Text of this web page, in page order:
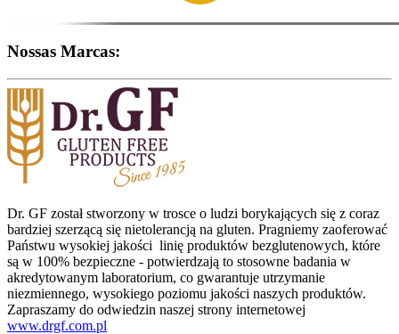
Nossas Marcas:
Dr. GF został stworzony w trosce o ludzi borykających się z coraz
bardziej szerzącą się nietolerancją na gluten. Pragniemy zaoferować
Państwu wysokiej jakości linię produktów bezglutenowych, które
są w 100% bezpieczne - potwierdzają to stosowne badania w
akredytowanym laboratorium, co gwarantuje utrzymanie
niezmiennego, wysokiego poziomu jakości naszych produktów.
Zapraszamy do odwiedzin naszej strony internetowej
www.drgf.com.pl